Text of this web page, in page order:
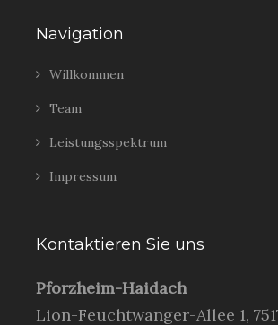
Navigation
Willkommen
Team
Leistungsspektrum
Impressum
Kontaktieren Sie uns
Pforzheim-Haidach
Lion-Feuchtwanger-Allee 1,